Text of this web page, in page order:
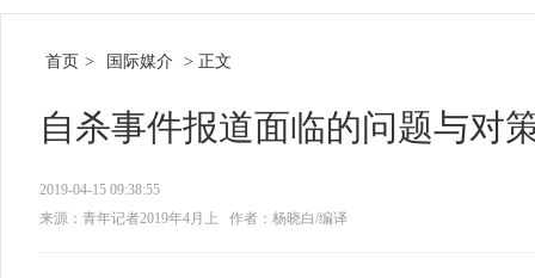
首页 > 国际媒介 > 正文
自杀事件报道面临的问题与对
2019-04-15 09:38:55
来源：青年记者2019年4月上
作者：杨晓白/编译